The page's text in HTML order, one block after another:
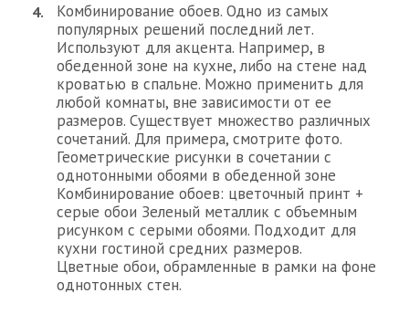
Комбинирование обоев. Одно из самых
популярных решений последний лет.
Используют для акцента. Например, в
обеденной зоне на кухне, либо на стене над
кроватью в спальне. Можно применить для
любой комнаты, вне зависимости от ее
размеров. Существует множество различных
сочетаний. Для примера, смотрите фото.
Геометрические рисунки в сочетании с
однотонными обоями в обеденной зоне
Комбинирование обоев: цветочный принт +
серые обои Зеленый металлик с объемным
рисунком с серыми обоями. Подходит для
кухни гостиной средних размеров.
Цветные обои, обрамленные в рамки на фоне
однотонных стен.